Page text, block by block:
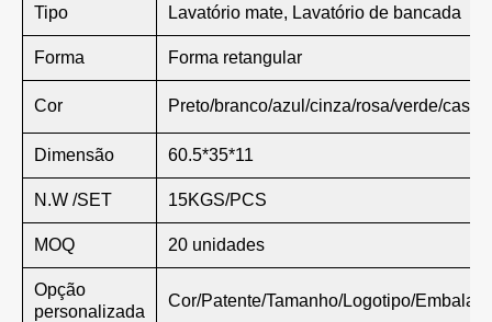
Tipo Lavatório mate, Lavatório de bancada
Forma Forma retangular
Cor Preto/branco/azul/cinza/rosa/verde/
Dimensão 60.5*35*11
N.W /SET 15KGS/PCS
MOQ 20 unidades
Opção
personalizada
Cor/Patente/Tamanho/Logotipo/